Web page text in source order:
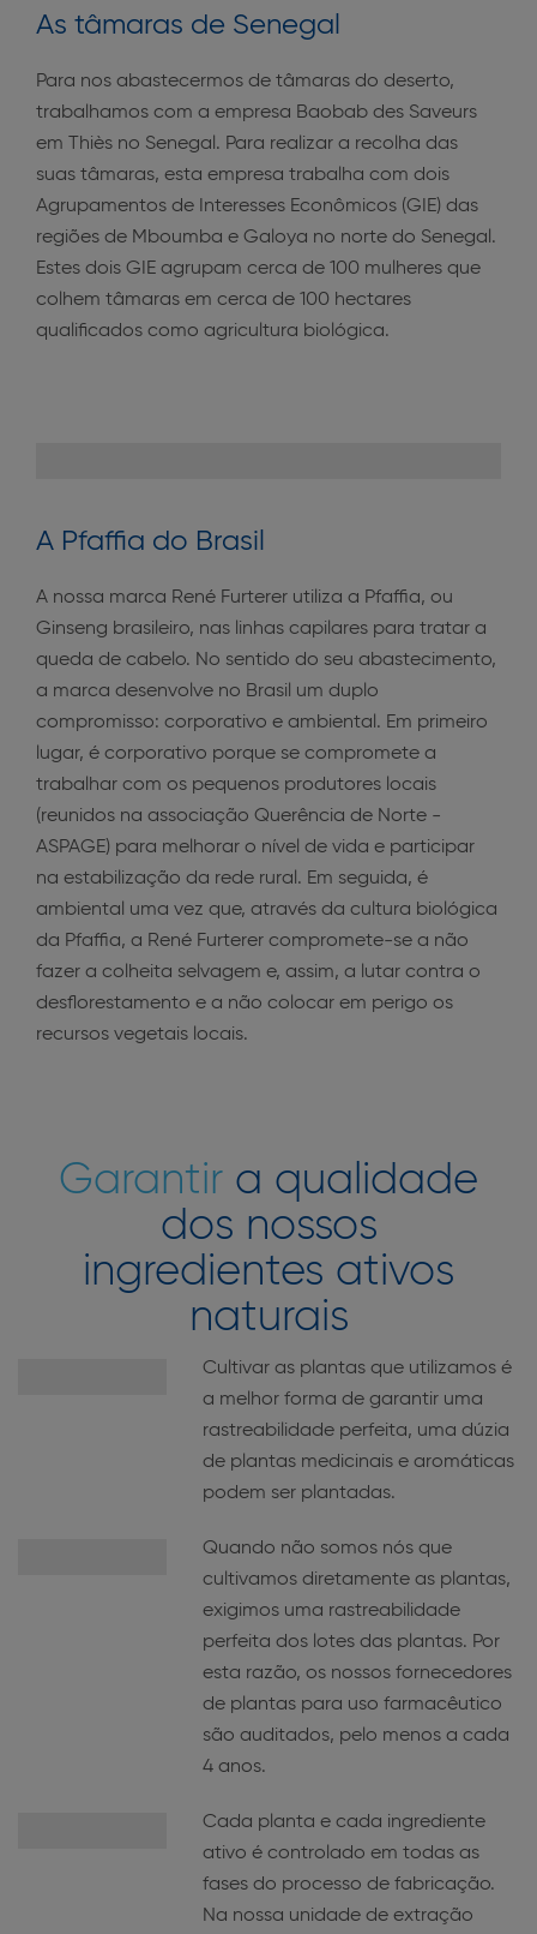
As tâmaras de Senegal
Para nos abastecermos de tâmaras do deserto,
trabalhamos com a empresa Baobab des Saveurs
em Thiès no Senegal. Para realizar a recolha das
suas tâmaras, esta empresa trabalha com dois
Agrupamentos de Interesses Econômicos (GIE) das
regiões de Mboumba e Galoya no norte do Senegal.
Estes dois GIE agrupam cerca de 100 mulheres que
colhem tâmaras em cerca de 100 hectares
qualificados como agricultura biológica.
A Pfaffia do Brasil
A nossa marca René Furterer utiliza a Pfaffia, ou
Ginseng brasileiro, nas linhas capilares para tratar a
queda de cabelo. No sentido do seu abastecimento,
a marca desenvolve no Brasil um duplo
compromisso: corporativo e ambiental. Em primeiro
lugar, é corporativo porque se compromete a
trabalhar com os pequenos produtores locais
(reunidos na associação Querência de Norte -
ASPAGE) para melhorar o nível de vida e participar
na estabilização da rede rural. Em seguida, é
ambiental uma vez que, através da cultura biológica
da Pfaffia, a René Furterer compromete-se a não
fazer a colheita selvagem e, assim, a lutar contra o
desflorestamento e a não colocar em perigo os
recursos vegetais locais.
Garantir a qualidade
dos nossos
ingredientes ativos
naturais
Cultivar as plantas que utilizamos é
a melhor forma de garantir uma
rastreabilidade perfeita, uma dúzia
de plantas medicinais e aromáticas
podem ser plantadas.
Quando não somos nós que
cultivamos diretamente as plantas,
exigimos uma rastreabilidade
perfeita dos lotes das plantas. Por
esta razão, os nossos fornecedores
de plantas para uso farmacêutico
são auditados, pelo menos a cada
4 anos.
Cada planta e cada ingrediente
ativo é controlado em todas as
fases do processo de fabricação.
Na nossa unidade de extração